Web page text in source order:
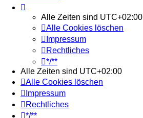
Alle Zeiten sind UTC+02:00
Alle Cookies löschen
Impressum
Rechtliches
*/**
Alle Zeiten sind UTC+02:00
Alle Cookies löschen
Impressum
Rechtliches
*/**